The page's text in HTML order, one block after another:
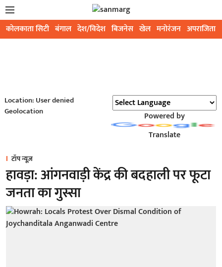
कोलकाता सिटी बंगाल देश/विदेश बिजनेस खेल मनोरंजन अपराजिता
Location: User denied
Geolocation
Powered by
Translate
टॉप न्यूज़
हावड़ा: आंगनवाड़ी केंद्र की बदहाली पर फूटा
जनता का गुस्सा